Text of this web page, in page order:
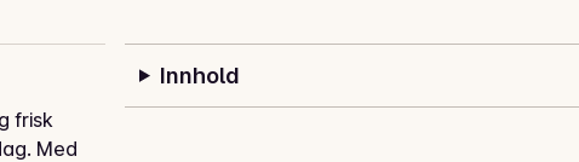
frisk
Med
Innhold